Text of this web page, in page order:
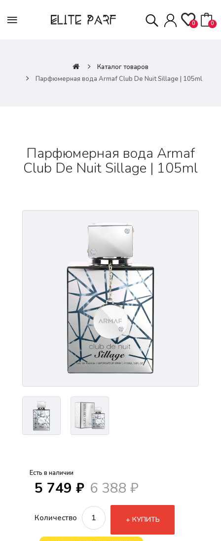
0 0
Каталог товаров
Парфюмерная вода Armaf Club De Nuit Sillage | 105ml
Парфюмерная вода Armaf
Club De Nuit Sillage | 105ml
Есть в наличии
5 749 ₽ 6 388 ₽
Количество КУПИТЬ